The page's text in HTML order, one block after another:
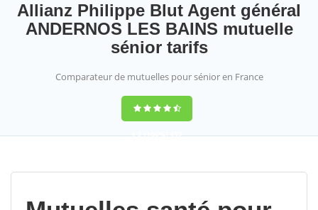
Allianz Philippe Blut Agent général
ANDERNOS LES BAINS mutuelle
sénior tarifs
Comparateur de mutuelles pour sénior en France
9,2(100%)452